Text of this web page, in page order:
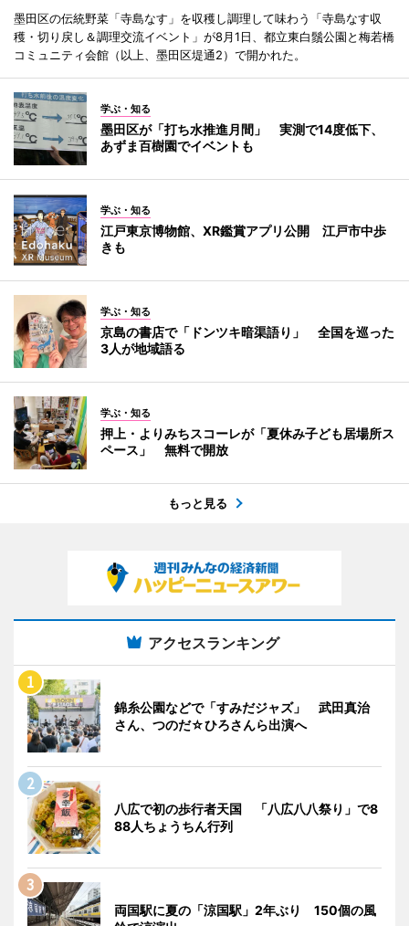
墨田区の伝統野菜「寺島なす」を収穫し調理して味わう「寺島なす収
穫・切り戻し＆調理交流イベント」が8月1日、都立東白鬚公園と梅若橋
コミュニティ会館（以上、墨田区堤通2）で開かれた。
学ぶ・知る
墨田区が「打ち水推進月間」 実測で14度低下、
あずま百樹園でイベントも
学ぶ・知る
江戸東京博物館、XR鑑賞アプリ公開 江戸市中歩
きも
学ぶ・知る
京島の書店で「ドンツキ暗渠語り」 全国を巡った
3人が地域語る
学ぶ・知る
押上・よりみちスコーレが「夏休み子ども居場所ス
ペース」 無料で開放
もっと見る
アクセスランキング
錦糸公園などで「すみだジャズ」 武田真治
さん、つのだ☆ひろさんら出演へ
八広で初の歩行者天国 「八広八八祭り」で8
88人ちょうちん行列
両国駅に夏の「涼国駅」2年ぶり 150個の風